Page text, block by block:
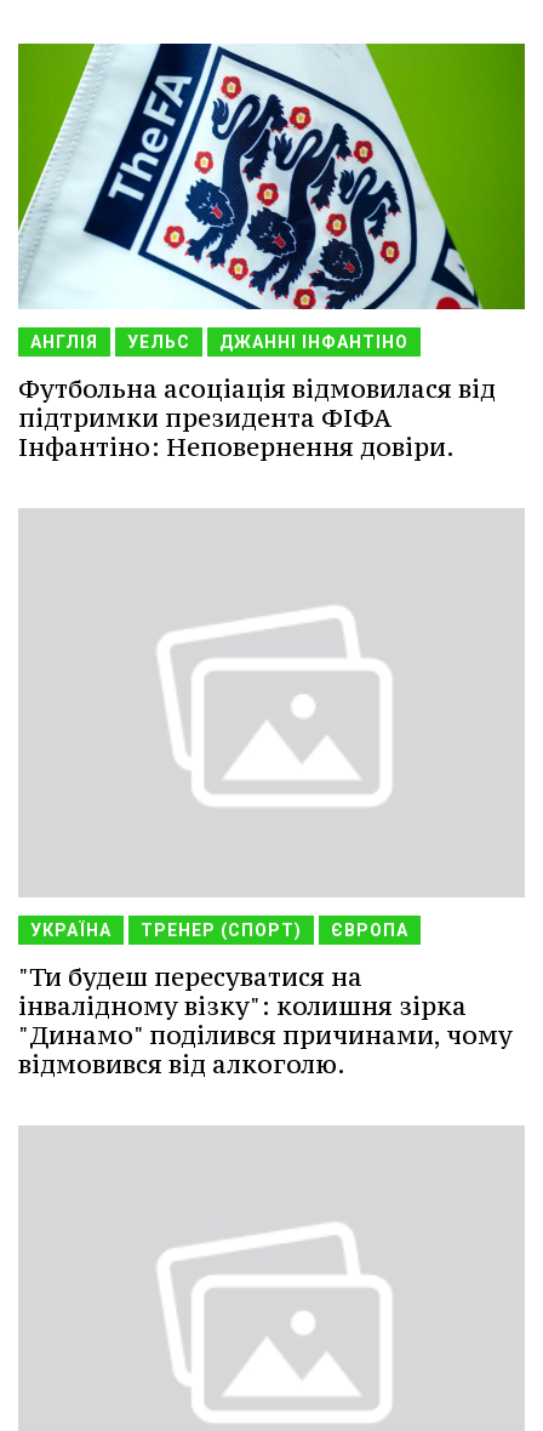
АНГЛІЯ УЕЛЬС ДЖАННІ ІНФАНТІНО
Футбольна асоціація відмовилася від
підтримки президента ФІФА
Інфантіно: Неповернення довіри.
УКРАЇНА ТРЕНЕР (СПОРТ) ЄВРОПА
"Ти будеш пересуватися на
інвалідному візку": колишня зірка
"Динамо" поділився причинами, чому
відмовився від алкоголю.